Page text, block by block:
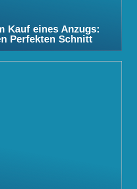
Kauf eines Anzugs:
Perfekten Schnitt